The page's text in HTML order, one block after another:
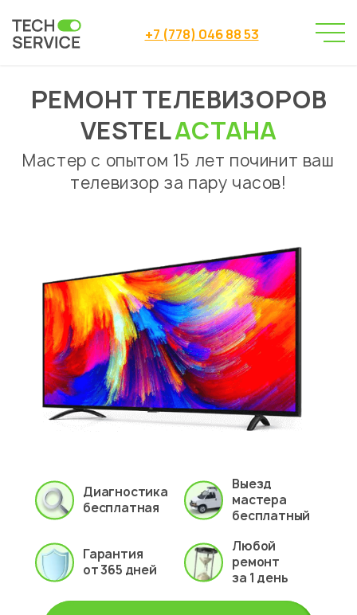
+7 (778) 046 88 53
Сервисный центр
→
Сервисный центр Астана
→
Ремонт телевизоров
→ Vestel
РЕМОНТ ТЕЛЕВИЗОРОВ
VESTELАСТАНА
Мастер с опытом 15 лет починит ваш
телевизор за пару часов!
Диагностика
бесплатная
Выезд
мастера
бесплатный
Гарантия
от 365 дней
Любой
ремонт
за 1 день